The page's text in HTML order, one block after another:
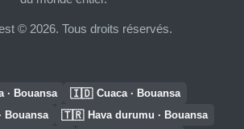
© 2026. Tous droits réservés.
· Bouansa 🇮🇩 Cuaca · Bouansa
Bouansa 🇹🇷 Hava durumu · Bouansa